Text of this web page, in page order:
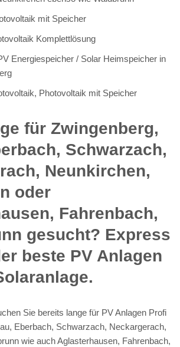
mit Speicher
Komplettlösung
Energiespeicher / Solar Heimspeicher in
Photovoltaik mit Speicher
für Zwingenberg,
Schwarzach,
Neunkirchen,
oder
Fahrenbach,
gesucht? Express
beste PV Anlagen
Sie bereits lange für PV Anlagen Profi
Eberbach, Schwarzach, Neckargerach,
wie auch Aglasterhausen, Fahrenbach,